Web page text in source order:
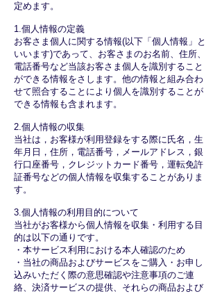
定めます。
1.個人情報の定義
お客さま個人に関する情報(以下「個人情報」と
いいます)であって、お客さまのお名前、住所、
電話番号など当該お客さま個人を識別すること
ができる情報をさします。他の情報と組み合わ
せて照合することにより個人を識別することが
できる情報も含まれます。
2.個人情報の収集
当社は，お客様が利用登録をする際に氏名，生
年月日，住所，電話番号，メールアドレス，銀
行口座番号，クレジットカード番号，運転免許
証番号などの個人情報を収集することがありま
す。
3.個人情報の利用目的について
当社がお客様から個人情報を収集・利用する目
的は以下の通りです。
・本サービス利用における本人確認のため
・当社の商品およびサービスをご購入・お申し
込みいただく際の意思確認や注意事項のご連
絡、決済サービスの提供、それらの商品および